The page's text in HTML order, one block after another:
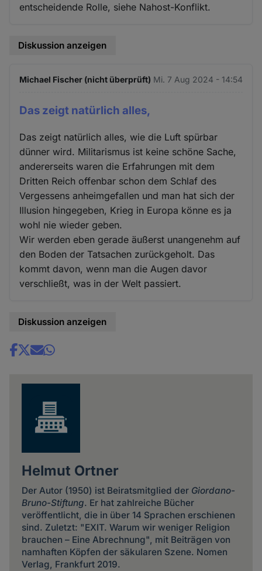
entscheidende Rolle, siehe Nahost-Konflikt.
Diskussion anzeigen
Michael Fischer (nicht überprüft) Mi. 7 Aug 2024 - 14:54
Das zeigt natürlich alles,
Das zeigt natürlich alles, wie die Luft spürbar
dünner wird. Militarismus ist keine schöne Sache,
andererseits waren die Erfahrungen mit dem
Dritten Reich offenbar schon dem Schlaf des
Vergessens anheimgefallen und man hat sich der
Illusion hingegeben, Krieg in Europa könne es ja
wohl nie wieder geben.
Wir werden eben gerade äußerst unangenehm auf
den Boden der Tatsachen zurückgeholt. Das
kommt davon, wenn man die Augen davor
verschließt, was in der Welt passiert.
Diskussion anzeigen
Share
Helmut Ortner
Der Autor (1950) ist Beiratsmitglied der Giordano-
Bruno-Stiftung. Er hat zahlreiche Bücher
veröffentlicht, die in über 14 Sprachen erschienen
sind. Zuletzt: "EXIT. Warum wir weniger Religion
brauchen – Eine Abrechnung", mit Beiträgen von
namhaften Köpfen der säkularen Szene. Nomen
Verlag, Frankfurt 2019.